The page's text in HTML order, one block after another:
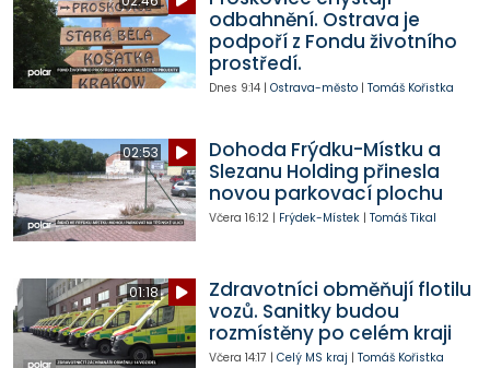
odbahnění. Ostrava je
podpoří z Fondu životního
prostředí.
Dnes 9:14| Ostrava-město| Tomáš Kořistka
02:53
Dohoda Frýdku-Místku a
Slezanu Holding přinesla
novou parkovací plochu
Včera 16:12| Frýdek-Místek| Tomáš Tikal
01:18
Zdravotníci obměňují flotilu
vozů. Sanitky budou
rozmístěny po celém kraji
Včera 14:17 | Celý MS kraj | Tomáš Kořistka